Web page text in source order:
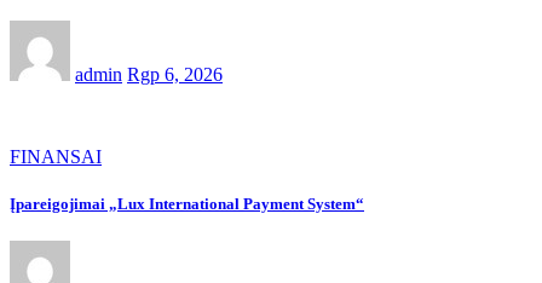
admin Rgp 6, 2026
FINANSAI
Įpareigojimai „Lux International Payment System“